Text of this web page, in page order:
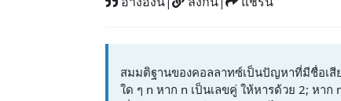
สมมติฐานของคอลลาทซ์เป็นปัญหาที่มีชื่อเสี
ใด ๆ n หาก n เป็นเลขคู่ ให้หารด้วย 2; หา